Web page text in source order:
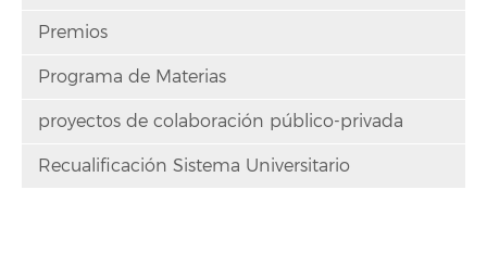
Premios
Programa de Materias
proyectos de colaboración público-privada
Recualificación Sistema Universitario